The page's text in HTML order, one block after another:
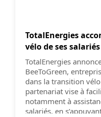
TotalEnergies
vélo de ses
TotalEnergies
BeeToGreen,
dans la transition
partenariat vise à
notamment à
salariés, en